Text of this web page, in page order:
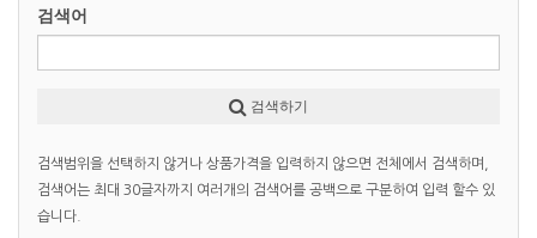
검색어
검색하기
검색범위을 선택하지 않거나 상품가격을 입력하지 않으면 전체에서 검색하며,
검색어는 최대 30글자까지 여러개의 검색어를 공백으로 구분하여 입력 할수 있
습니다.